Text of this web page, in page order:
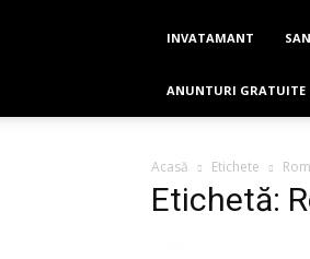
INVATAMANT
ANUNTURI GRATUITE
Acasă Etichete
Etichetă: